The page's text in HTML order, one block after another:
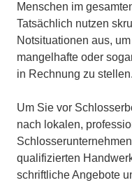
Menschen im
Tatsächlich nutzen
Notsituationen aus,
mangelhafte oder
in Rechnung zu stellen.
Um Sie vor
nach lokalen,
qualifizierten
schriftliche Angebote